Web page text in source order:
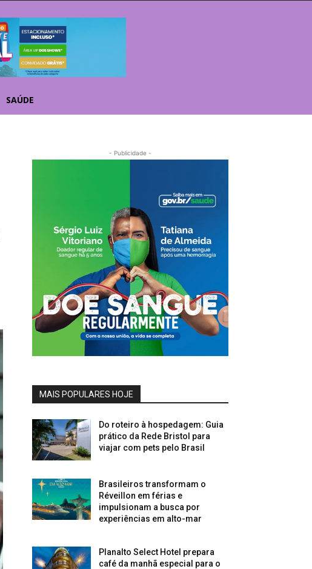
SAÚDE
- Publicidade -
MAIS POPULARES HOJE
Do roteiro à hospedagem: Guia
prático da Rede Bristol para
viajar com pets pelo Brasil
Brasileiros transformam o
Réveillon em férias e
impulsionam a busca por
experiências em alto-mar
Planalto Select Hotel prepara
café da manhã especial para o